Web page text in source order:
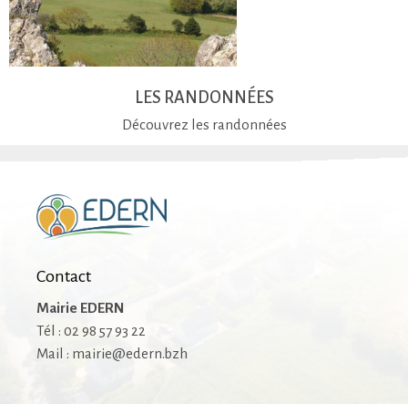
LES RANDONNÉES
Découvrez les randonnées
Contact
Mairie EDERN
Tél : 02 98 57 93 22
Mail : mairie@edern.bzh